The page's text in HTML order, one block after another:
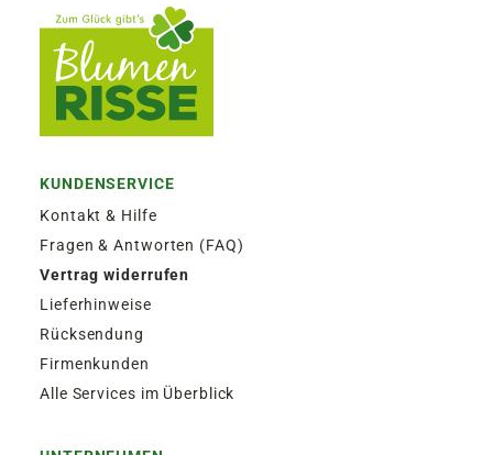
KUNDENSERVICE
Kontakt & Hilfe
Fragen & Antworten (FAQ)
Vertrag widerrufen
Lieferhinweise
Rücksendung
Firmenkunden
Alle Services im Überblick